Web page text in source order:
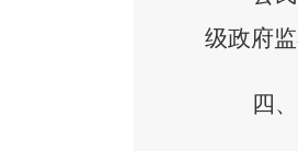
级政府
四